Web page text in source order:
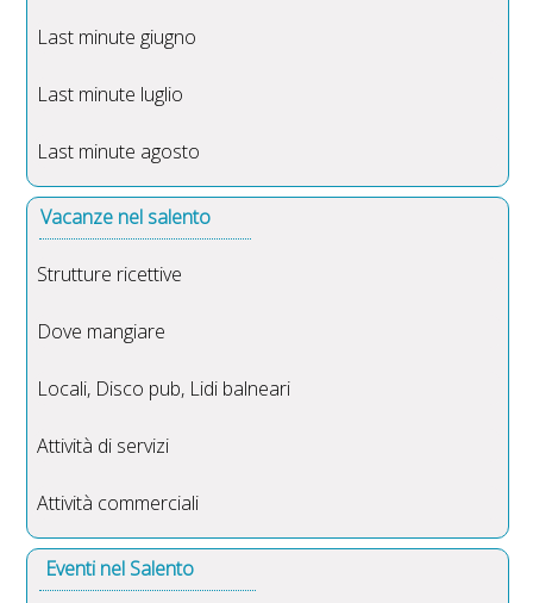
Last minute giugno
Last minute luglio
Last minute agosto
Vacanze nel salento
Strutture ricettive
Dove mangiare
Locali, Disco pub, Lidi balneari
Attività di servizi
Attività commerciali
Eventi nel Salento